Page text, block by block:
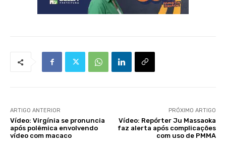
ARTIGO ANTERIOR
Vídeo: Virgínia se pronuncia
após polêmica envolvendo
vídeo com macaco
PRÓXIMO ARTIGO
Vídeo: Repórter Ju Massaoka
faz alerta após complicações
com uso de PMMA